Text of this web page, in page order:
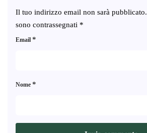
Il tuo indirizzo email non sarà pubblicato.
sono contrassegnati *
Nome *
Email *